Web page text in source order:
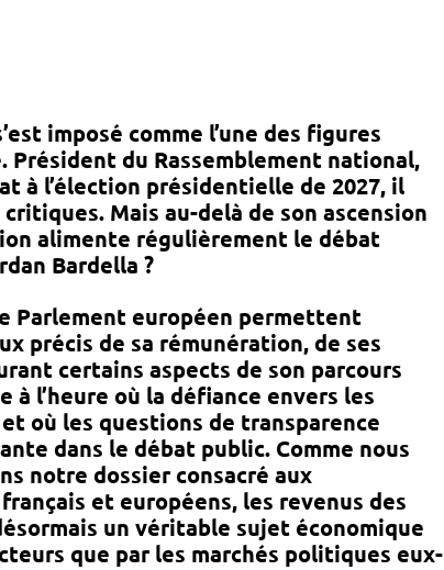
imposé comme l’une des figures
Président du Rassemblement national,
à l’élection présidentielle de 2027, il
Mais au-delà de son ascension
alimente régulièrement le débat
Bardella ?
Parlement européen permettent
précis de sa rémunération, de ses
certains aspects de son parcours
l’heure où la défiance envers les
où les questions de transparence
dans le débat public. Comme nous
notre dossier consacré aux
et européens, les revenus des
un véritable sujet économique
que par les marchés politiques eux-